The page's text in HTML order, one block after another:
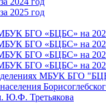
2025 год
МБУК БГО «БЦБС» на
МБУК БГО «БЦБС» на
МБУК БГО «БЦБС» на
МБУК БГО «БЦБС» на
МБУК БГО
Ю.Ф. Третьякова